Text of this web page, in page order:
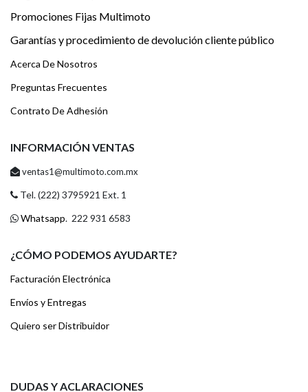
Promociones Fijas Multimoto
Garantías y procedimiento de devolución cliente público
Acerca De Nosotros
Preguntas Frecuentes
Contrato De Adhesión
INFORMACIÓN VENTAS
ventas1@multimoto.com.mx
Tel. (222) 3795921 Ext. 1
Whatsapp. 222 931 6583
¿CÓMO PODEMOS AYUDARTE?
Facturación Electrónica
Envíos y Entregas
Quiero ser Distribuidor
DUDAS Y ACLARACIONES